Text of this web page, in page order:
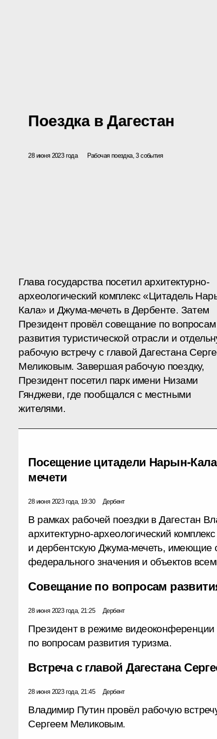
Поездка в Дагестан
28 июня 2023 года Рабочая поездка, 3 события
Глава государства посетил архитектурно-
археологический комплекс «Цитадель
Кала» и Джума-мечеть в Дербенте. Затем
Президент провёл совещание по вопросам
развития туристической отрасли и
рабочую встречу с главой Дагестана
Меликовым. Завершая рабочую поездку,
Президент посетил парк имени Низами
Гянджеви, где пообщался с местными
жителями.
Посещение цитадели Нарын-
мечети
28 июня 2023 года, 19:30 Дербент
В рамках рабочей поездки в Дагестан
архитектурно-археологический
и дербентскую Джума-мечеть, имеющие
федерального значения и объектов
Совещание по вопросам
28 июня 2023 года, 21:25 Дербент
Президент в режиме
по вопросам развития туризма.
Встреча с главой Дагестана
28 июня 2023 года, 21:45 Дербент
Владимир Путин провёл рабочую
Сергеем Меликовым.